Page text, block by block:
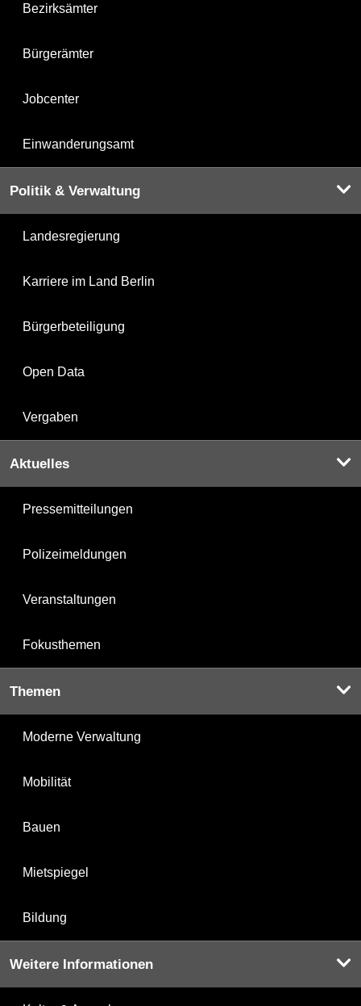
Bezirksämter
Bürgerämter
Jobcenter
Einwanderungsamt
Politik & Verwaltung
Landesregierung
Karriere im Land Berlin
Bürgerbeteiligung
Open Data
Vergaben
Aktuelles
Pressemitteilungen
Polizeimeldungen
Veranstaltungen
Fokusthemen
Themen
Moderne Verwaltung
Mobilität
Bauen
Mietspiegel
Bildung
Weitere Informationen